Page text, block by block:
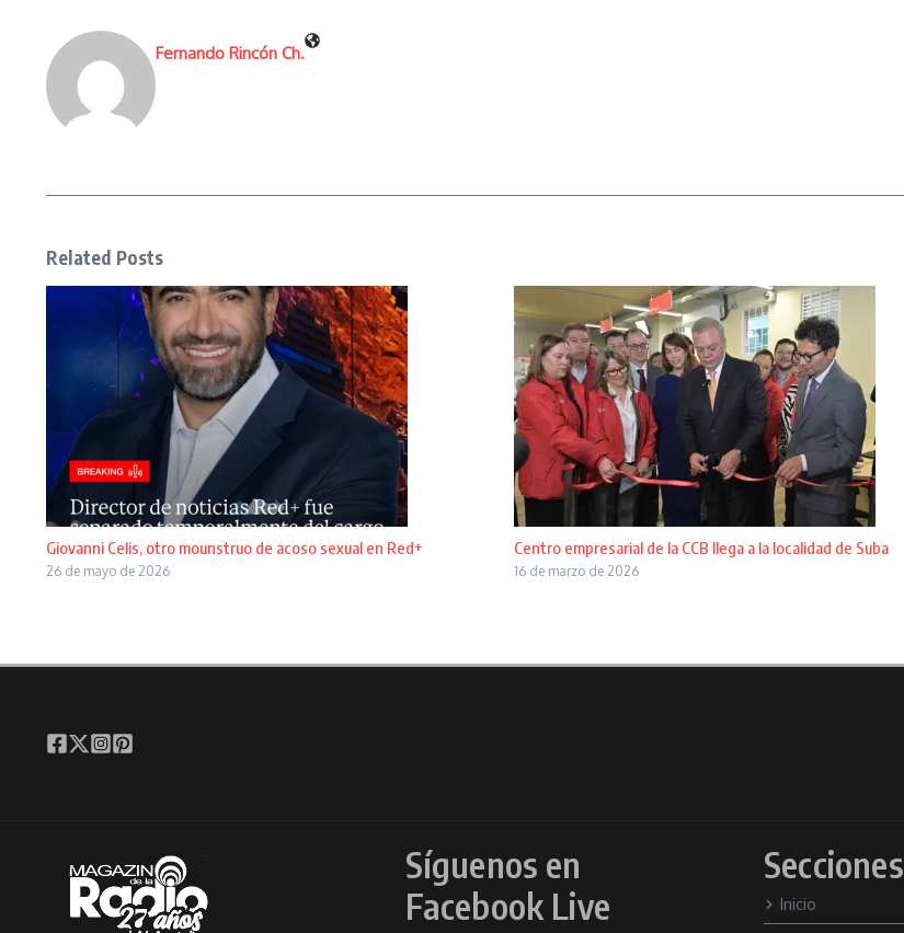
Fernando Rincón Ch.
Related Posts
Giovanni Celis, otro mounstruo de acoso sexual en Red+
26 de mayo de 2026
Centro empresarial de la CCB llega a la localidad de Suba
16 de marzo de 2026
Síguenos en
Facebook Live
Secciones
Inicio